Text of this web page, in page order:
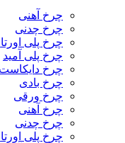
چرخ آهنی
چرخ چدنی
چرخ پلی
چرخ پلی آمید
چرخ دایکاست
چرخ بادی
چرخ ورقی
چرخ آهنی
چرخ چدنی
چرخ پلی